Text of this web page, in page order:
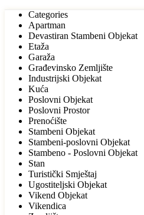
Categories
Apartman
Devastiran Stambeni Objekat
Etaža
Garaža
Građevinsko Zemljište
Industrijski Objekat
Kuća
Poslovni Objekat
Poslovni Prostor
Prenoćište
Stambeni Objekat
Stambeni-poslovni Objekat
Stambeno - Poslovni Objekat
Stan
Turistički Smještaj
Ugostiteljski Objekat
Vikend Objekat
Vikendica